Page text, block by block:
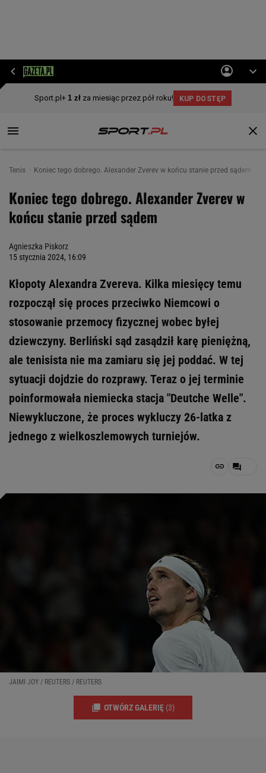
Tenis Koniec tego dobrego. Alexander Zverev w końcu stanie przed sądem
Koniec tego dobrego. Alexander Zverev w
końcu stanie przed sądem
Agnieszka Piskorz
15 stycznia 2024, 16:09
Kłopoty Alexandra Zvereva. Kilka miesięcy temu
rozpoczął się proces przeciwko Niemcowi o
stosowanie przemocy fizycznej wobec byłej
dziewczyny. Berliński sąd zasądził karę pieniężną,
ale tenisista nie ma zamiaru się jej poddać. W tej
sytuacji dojdzie do rozprawy. Teraz o jej terminie
poinformowała niemiecka stacja "Deutche Welle".
Niewykluczone, że proces wykluczy 26-latka z
jednego z wielkoszlemowych turniejów.
JAIMI JOY / REUTERS / REUTERS
OTWÓRZ GALERIĘ (3)